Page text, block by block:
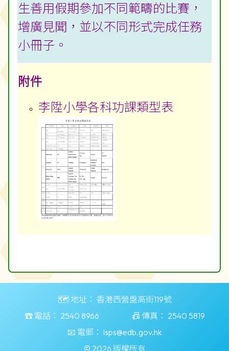
生善用假期參加不同範疇的比賽，
增廣見聞，並以不同形式完成任務
小冊子。
附件
李陞小學各科功課類型表
🗺️ 地址： 香港西營盤高街119號
☎️ 電話： 2540 8966 📠 傳真： 2540 5819
📧 電郵： lsps@edb.gov.hk
© 2026 版權所有